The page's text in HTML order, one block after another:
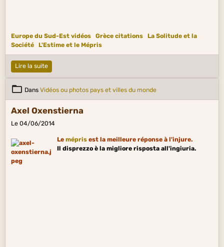
Europe du Sud-Est vidéos Grèce citations
La Solitude et la
Société
L'Estime et le Mépris
Lire la suite
Dans Vidéos ou photos pays et villes du monde
Axel Oxenstierna
Le 04/06/2014
Le méprisest la meilleure réponse à l'injure.
Il disprezzo è la migliore risposta all'ingiuria.